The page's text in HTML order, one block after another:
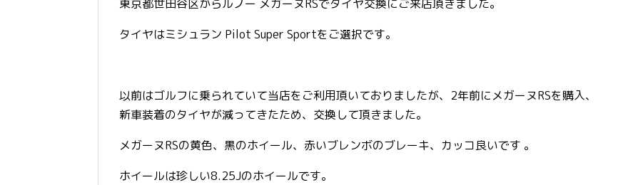
東京都世田谷区からルノー メガーヌRSでタイヤ交換にご来店頂きました。
タイヤはミシュラン Pilot Super Sportをご選択です。
以前はゴルフに乗られていて当店をご利用頂いておりましたが、2年前にメガーヌRSを購入、
新車装着のタイヤが減ってきたため、交換して頂きました。
メガーヌRSの黄色、黒のホイール、赤いブレンボのブレーキ、カッコ良いです 。
ホイールは珍しい8.25Jのホイールです。